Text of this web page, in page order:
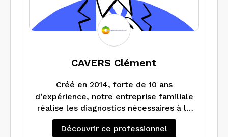
CAVERS Clément
Créé en 2014, forte de 10 ans
d’expérience, notre entreprise familiale
réalise les diagnostics nécessaires à la
vente, à la location et à l’amélioration
de l’habitat avec sérieux et
Découvrir ce professionnel